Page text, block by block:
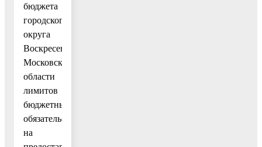
бюджета
городского
округа
Воскресенск
Московской
области
лимитов
бюджетных
обязательств
на